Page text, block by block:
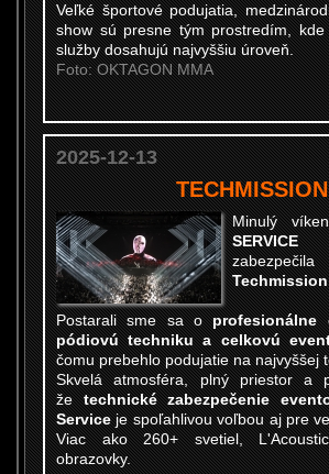
Veľké športové podujatia,
show sú presne tým prostredím,
služby dosahujú najvyššiu úroveň.
Foto: OKTAGON MMA
2025-12-13
Minulý
SERVICE
Postarali sme sa oprofesionálne
pódiovú techniku a celkovú
čomu prebehlo podujatie na najvyššej
Skvelá atmosféra, plný priestor a
žetechnické zabezpečenie
Serviceje spoľahlivou voľbou aj pre
Viac ako 260+ svetiel,
obrazovky.